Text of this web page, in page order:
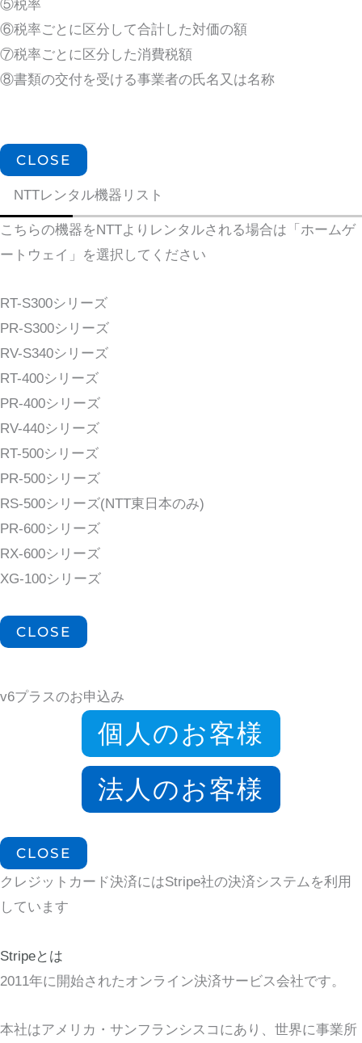
⑤税率
⑥税率ごとに区分して合計した対価の額
⑦税率ごとに区分した消費税額
⑧書類の交付を受ける事業者の氏名又は名称
CLOSE
NTTレンタル機器リスト
こちらの機器をNTTよりレンタルされる場合は「ホームゲ
ートウェイ」を選択してください
RT-S300シリーズ
PR-S300シリーズ
RV-S340シリーズ
RT-400シリーズ
PR-400シリーズ
RV-440シリーズ
RT-500シリーズ
PR-500シリーズ
RS-500シリーズ(NTT東日本のみ)
PR-600シリーズ
RX-600シリーズ
XG-100シリーズ
CLOSE
v6プラスのお申込み
個人のお客様
法人のお客様
CLOSE
クレジットカード決済にはStripe社の決済システムを利用
しています
Stripeとは
2011年に開始されたオンライン決済サービス会社です。
本社はアメリカ・サンフランシスコにあり、世界に事業所